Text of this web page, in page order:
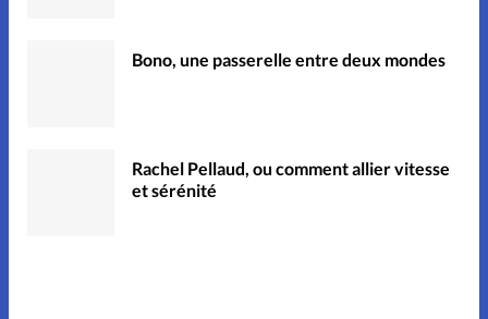
Bono, une passerelle entre deux mondes
Rachel Pellaud, ou comment allier vitesse
et sérénité